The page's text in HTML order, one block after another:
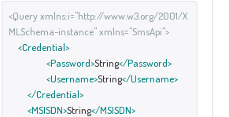
<Query xmlns:i="http://www.w3.org/2001/X
MLSchema-instance" xmlns="SmsApi">
<Credential>
<Password>String</Password>
<Username>String</Username>
</Credential>
<MSISDN>String</MSISDN>